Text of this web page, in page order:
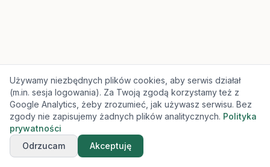
Używamy niezbędnych plików cookies, aby serwis działał
(m.in. sesja logowania). Za Twoją zgodą korzystamy też z
Google Analytics, żeby zrozumieć, jak używasz serwisu. Bez
zgody nie zapisujemy żadnych plików analitycznych. Polityka
prywatności
Odrzucam
Akceptuję